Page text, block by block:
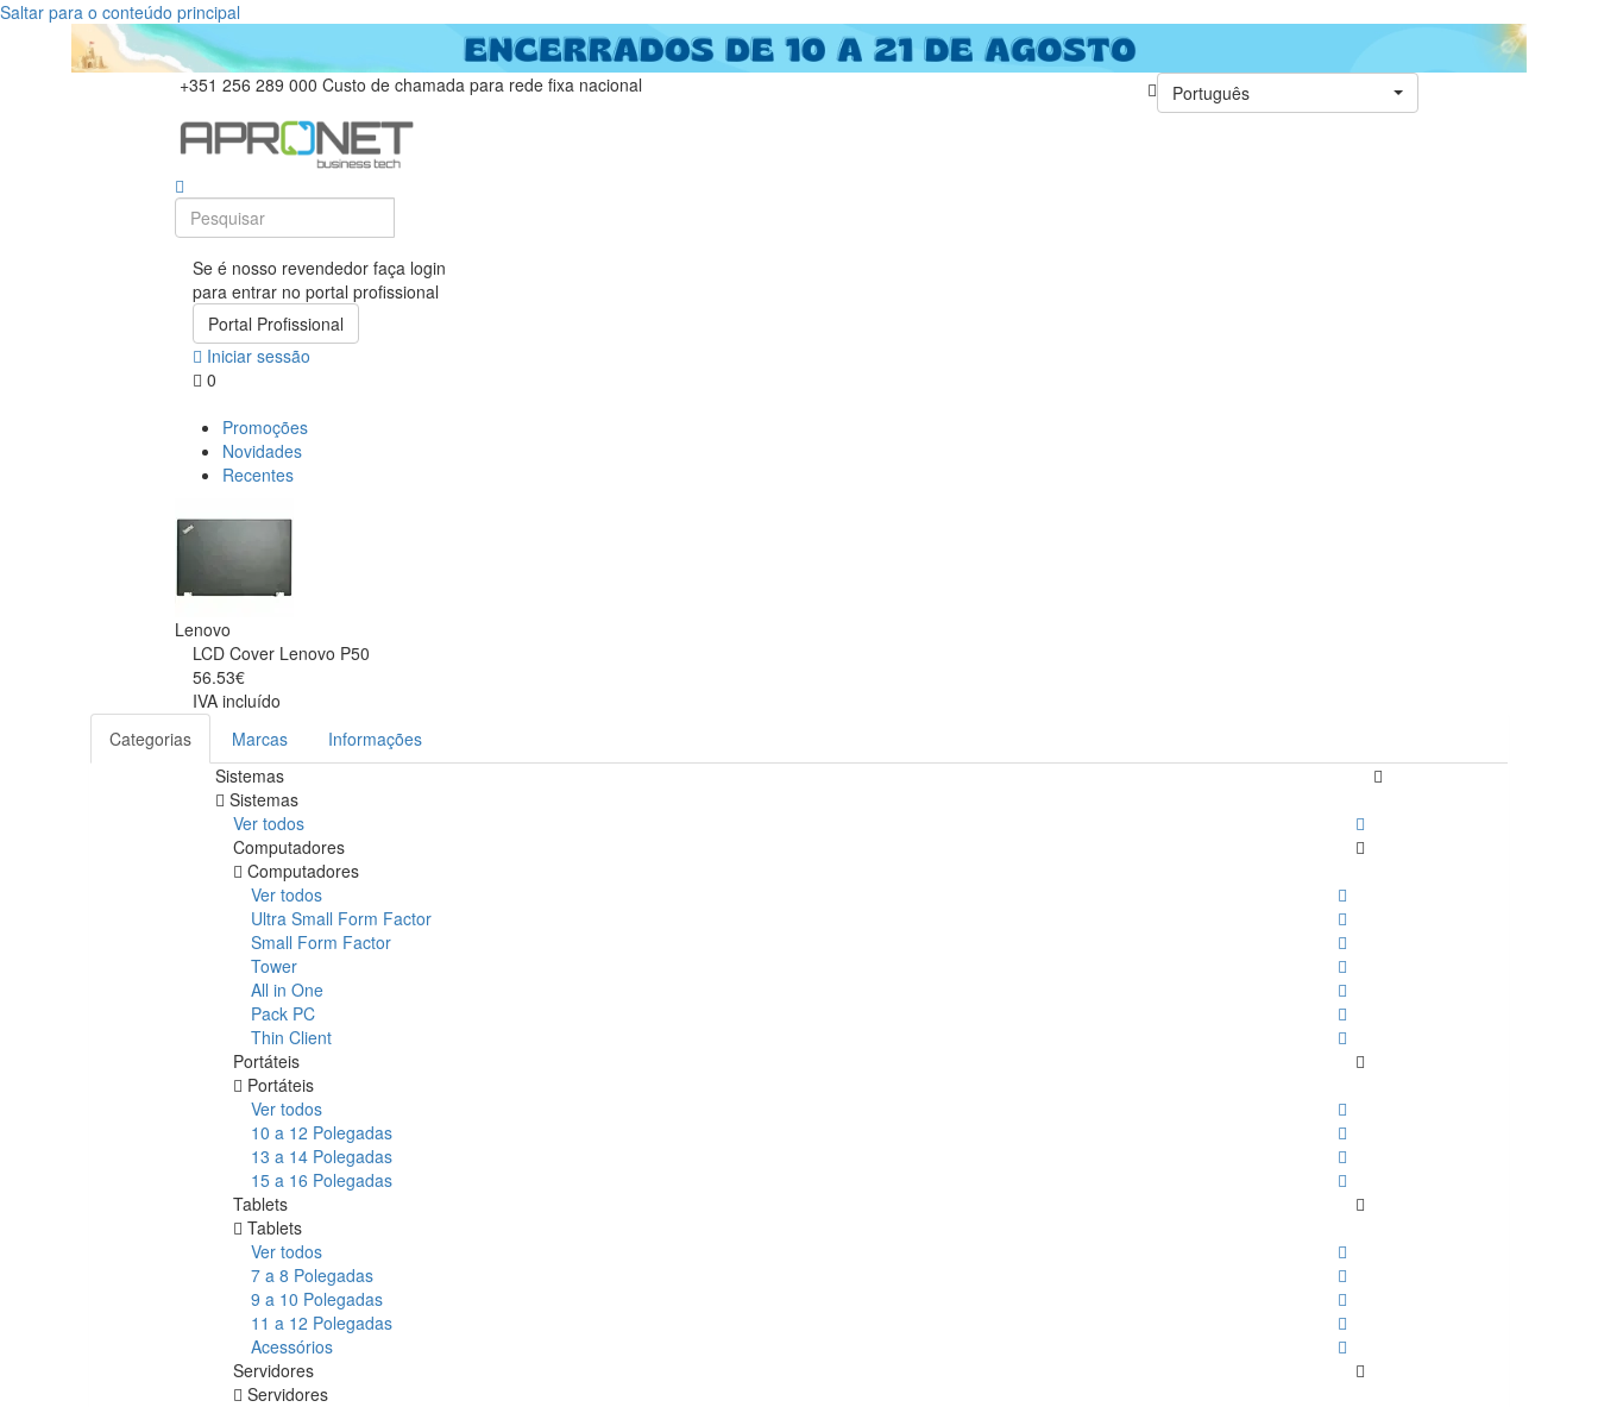
Saltar para o conteúdo principal
+351 256 289 000 Custo de chamada para rede fixa nacional Português
Se é nosso revendedor faça login
para entrar no portal profissional
Portal Profissional
Iniciar sessão
0
Promoções
Novidades
Recentes
Lenovo
LCD Cover Lenovo P50
56.53€
IVA incluído
Categorias
Marcas
Informações
Sistemas
Sistemas
Ver todos
Computadores
Computadores
Ver todos
Ultra Small Form Factor
Small Form Factor
Tower
All in One
Pack PC
Thin Client
Portáteis
Portáteis
Ver todos
10 a 12 Polegadas
13 a 14 Polegadas
15 a 16 Polegadas
Tablets
Tablets
Ver todos
7 a 8 Polegadas
9 a 10 Polegadas
11 a 12 Polegadas
Acessórios
Servidores
Servidores